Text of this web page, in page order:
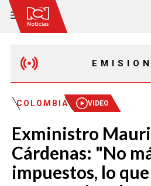
MAÑANA EXPRESS
EMISIÓN
EMISIÓN
COLOMBIA VIDEO
Exministro
Cárdenas: "No
impuestos, lo